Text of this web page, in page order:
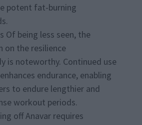
potent fat-burning
Of being less seen, the
on the resilience
is noteworthy. Continued use
endurance, enabling
to endure lengthier and
workout periods.
off Anavar requires